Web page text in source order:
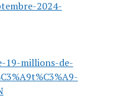
2024-
19-millions-de-